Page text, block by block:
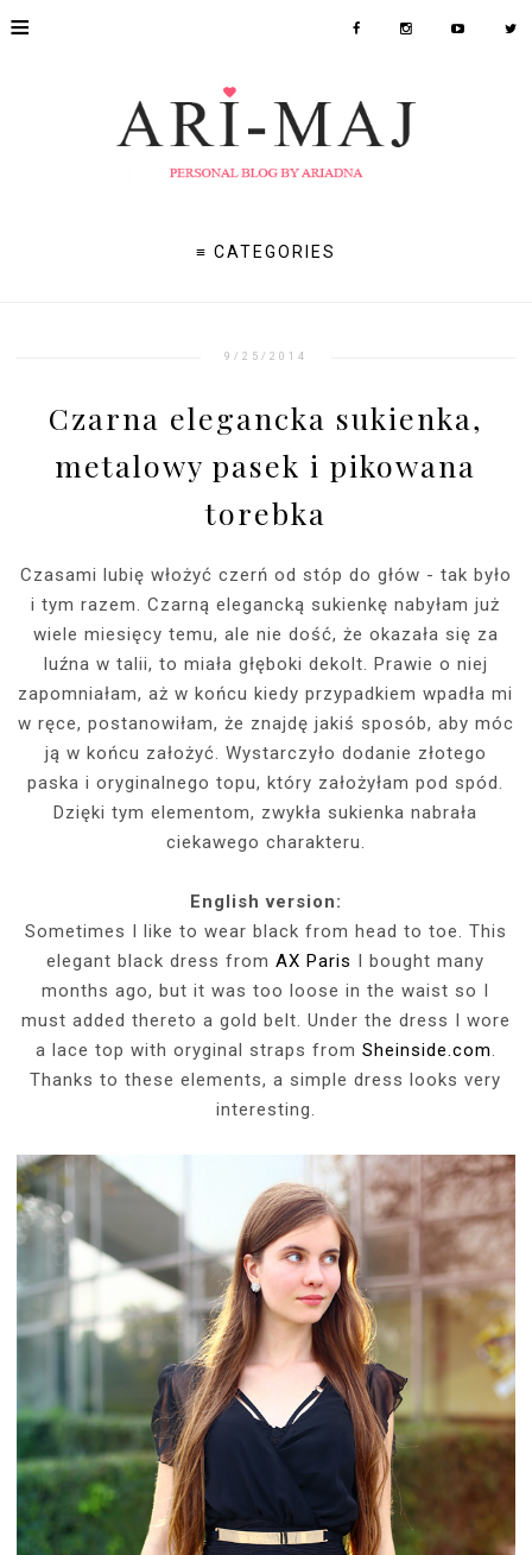
≡
≡ CATEGORIES
9/25/2014
Czarna elegancka sukienka,
metalowy pasek i pikowana
torebka
Czasami lubię włożyć czerń od stóp do głów - tak było
i tym razem. Czarną elegancką sukienkę nabyłam już
wiele miesięcy temu, ale nie dość, że okazała się za
luźna w talii, to miała głęboki dekolt. Prawie o niej
zapomniałam, aż w końcu kiedy przypadkiem wpadła mi
w ręce, postanowiłam, że znajdę jakiś sposób, aby móc
ją w końcu założyć. Wystarczyło dodanie złotego
paska i oryginalnego topu, który założyłam pod spód.
Dzięki tym elementom, zwykła sukienka nabrała
ciekawego charakteru.
English version:
Sometimes I like to wear black from head to toe. This
elegant black dress fromAX Paris I bought many
months ago, but it was too loose in the waist so I
must added thereto a gold belt. Under the dress I wore
a lace top with oryginal straps from Sheinside.com.
Thanks to these elements, a simple dress looks very
interesting.